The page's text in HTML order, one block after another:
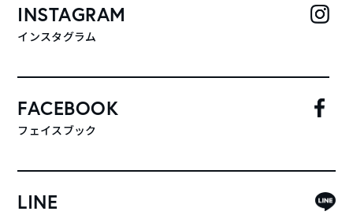
INSTAGRAM
インスタグラム
FACEBOOK
フェイスブック
LINE